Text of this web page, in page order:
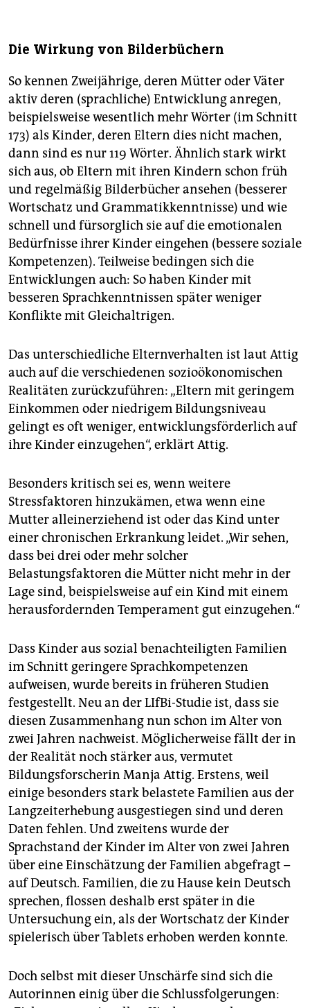
Die Wirkung von Bilderbüchern
So kennen Zweijährige, deren Mütter oder Väter
aktiv deren (sprachliche) Entwicklung anregen,
beispielsweise wesentlich mehr Wörter (im Schnitt
173) als Kinder, deren Eltern dies nicht machen,
dann sind es nur 119 Wörter. Ähnlich stark wirkt
sich aus, ob Eltern mit ihren Kindern schon früh
und regelmäßig Bilderbücher ansehen (besserer
Wortschatz und Grammatikkenntnisse) und wie
schnell und fürsorglich sie auf die emotionalen
Bedürfnisse ihrer Kinder eingehen (bessere soziale
Kompetenzen). Teilweise bedingen sich die
Entwicklungen auch: So haben Kinder mit
besseren Sprachkenntnissen später weniger
Konflikte mit Gleichaltrigen.
Das unterschiedliche Elternverhalten ist laut Attig
auch auf die verschiedenen sozioökonomischen
Realitäten zurückzuführen: „Eltern mit geringem
Einkommen oder niedrigem Bildungsniveau
gelingt es oft weniger, entwicklungsförderlich auf
ihre Kinder einzugehen“, erklärt Attig.
Besonders kritisch sei es, wenn weitere
Stressfaktoren hinzukämen, etwa wenn eine
Mutter alleinerziehend ist oder das Kind unter
einer chronischen Erkrankung leidet. „Wir sehen,
dass bei drei oder mehr solcher
Belastungsfaktoren die Mütter nicht mehr in der
Lage sind, beispielsweise auf ein Kind mit einem
herausfordernden Temperament gut einzugehen.“
Dass Kinder aus sozial benachteiligten Familien
im Schnitt geringere Sprachkompetenzen
aufweisen, wurde bereits in früheren Studien
festgestellt. Neu an der LIfBi-Studie ist, dass sie
diesen Zusammenhang nun schon im Alter von
zwei Jahren nachweist. Möglicherweise fällt der in
der Realität noch stärker aus, vermutet
Bildungsforscherin Manja Attig. Erstens, weil
einige besonders stark belastete Familien aus der
Langzeiterhebung ausgestiegen sind und deren
Daten fehlen. Und zweitens wurde der
Sprachstand der Kinder im Alter von zwei Jahren
über eine Einschätzung der Familien abgefragt –
auf Deutsch. Familien, die zu Hause kein Deutsch
sprechen, flossen deshalb erst später in die
Untersuchung ein, als der Wortschatz der Kinder
spielerisch über Tablets erhoben werden konnte.
Doch selbst mit dieser Unschärfe sind sich die
Autorinnen einig über die Schlussfolgerungen: